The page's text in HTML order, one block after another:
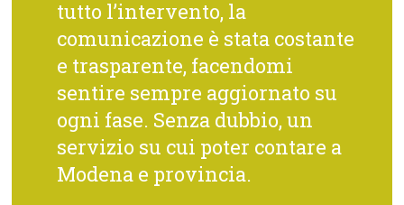
tutto l’intervento, la
comunicazione è stata costante
e trasparente, facendomi
sentire sempre aggiornato su
ogni fase. Senza dubbio, un
servizio su cui poter contare a
Modena e provincia.